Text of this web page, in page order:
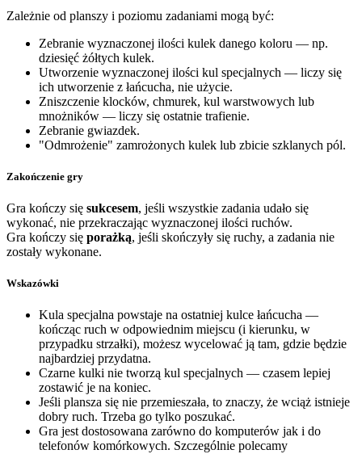
Zależnie od planszy i poziomu zadaniami mogą być:
Zebranie wyznaczonej ilości kulek danego koloru — np.
dziesięć żółtych kulek.
Utworzenie wyznaczonej ilości kul specjalnych — liczy się
ich utworzenie z łańcucha, nie użycie.
Zniszczenie klocków, chmurek, kul warstwowych lub
mnożników — liczy się ostatnie trafienie.
Zebranie gwiazdek.
"Odmrożenie" zamrożonych kulek lub zbicie szklanych pól.
Zakończenie gry
Gra kończy się sukcesem, jeśli wszystkie zadania udało się
wykonać, nie przekraczając wyznaczonej ilości ruchów.
Gra kończy się porażką, jeśli skończyły się ruchy, a zadania nie
zostały wykonane.
Wskazówki
Kula specjalna powstaje na ostatniej kulce łańcucha —
kończąc ruch w odpowiednim miejscu (i kierunku, w
przypadku strzałki), możesz wycelować ją tam, gdzie będzie
najbardziej przydatna.
Czarne kulki nie tworzą kul specjalnych — czasem lepiej
zostawić je na koniec.
Jeśli plansza się nie przemieszała, to znaczy, że wciąż istnieje
dobry ruch. Trzeba go tylko poszukać.
Gra jest dostosowana zarówno do komputerów jak i do
telefonów komórkowych. Szczególnie polecamy